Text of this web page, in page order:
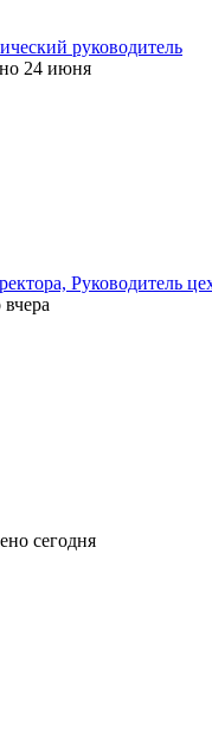
руководитель
24 июня
Руководитель
вчера
сегодня